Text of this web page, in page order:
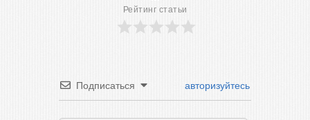
Рейтинг статьи
Подписаться авторизуйтесь